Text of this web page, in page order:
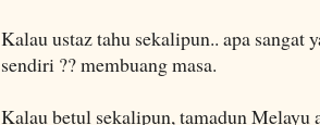
Kalau ustaz tahu sekalipun.. apa sangat
sendiri ?? membuang masa.
Kalau betul sekalipun, tamadun Melayu